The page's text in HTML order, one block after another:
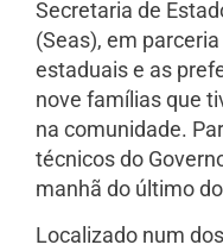
Secretaria de
(Seas), em
estaduais e as
nove famílias que
na comunidade.
técnicos do
manhã do último
Localizado num